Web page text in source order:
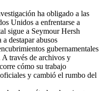
ha obligado a las
Unidos a enfrentarse a
sigue a Seymour Hersh
a destapar abusos
gubernamentales
través de archivos y
cómo su trabajo
y cambió el rumbo del